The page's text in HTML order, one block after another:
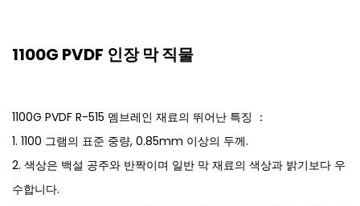
1100G PVDF 인장 막 직물
1100G PVDF R-515 멤브레인 재료의 뛰어난 특징 ：
1. 1100 그램의 표준 중량, 0.85mm 이상의 두께.
2. 색상은 백설 공주와 반짝이며 일반 막 재료의 색상과 밝기보다 우
수합니다.